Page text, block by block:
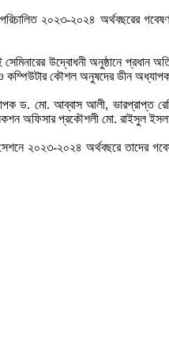
২০২৩-২০২৪ অর্থবছরের
উদ্বোধনী অনুষ্ঠানে
কম্পিউটার কৌশল অনুষদের ডীন
ড. মো. আব্বাস আলী, ভারপ্রাপ্ত
অফিসার প্রকৌশলী মো. রাইসুল
২০২৩-২০২৪ অর্থবছরে তাদের